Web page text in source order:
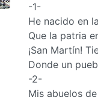
-1-
He nacido en
Que la patria
¡San Martín!
Donde un
-2-
Mis abuelos